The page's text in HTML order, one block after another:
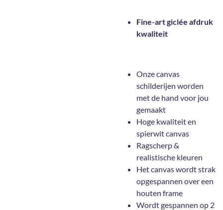
Fine-art giclée afdruk
kwaliteit
Onze canvas
schilderijen worden
met de hand voor jou
gemaakt
Hoge kwaliteit en
spierwit canvas
Ragscherp &
realistische kleuren
Het canvas wordt strak
opgespannen over een
houten frame
Wordt gespannen op 2